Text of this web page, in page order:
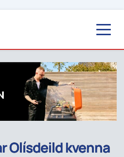
Olísdeild kvenna